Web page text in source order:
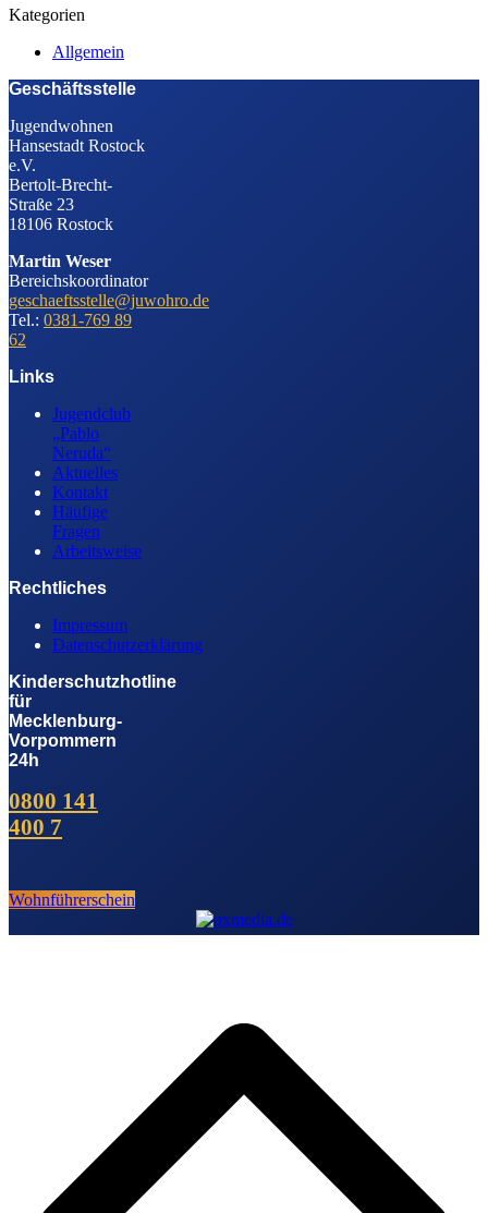
Kategorien
Allgemein
Geschäftsstelle
Jugendwohnen
Hansestadt Rostock
e.V.
Bertolt-Brecht-
Straße 23
18106 Rostock
Martin Weser
Bereichskoordinator
geschaeftsstelle@juwohro.de
Tel.: 0381-769 89
62
Links
Jugendclub
„Pablo
Neruda“
Aktuelles
Kontakt
Häufige
Fragen
Arbeitsweise
Rechtliches
Impressum
Datenschutzerklärung
Kinderschutzhotline
für
Mecklenburg-
Vorpommern
24h
0800 141
400 7
Wohnführerschein